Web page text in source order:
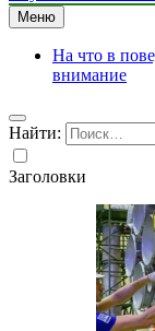
Меню
На что в
внимание
Найти:
Заголовки